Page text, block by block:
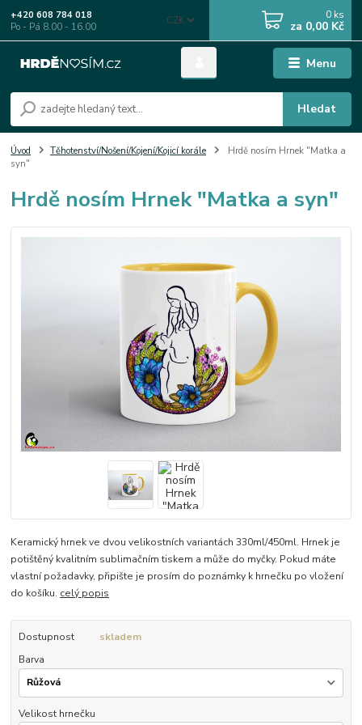
Menu
CZK
Hledat
+420 608 784 018
Po - Pá 8.00 - 16.00
0 ks
za 0,00 Kč
Úvod Těhotenství/Nošení/Kojení/Kojicí korále
Hrdě nosím Hrnek "Matka a
syn"
Hrdě nosím Hrnek "Matka a syn"
Keramický hrnek ve dvou velikostních variantách 330ml/450ml. Hrnek je
potištěný kvalitním sublimačním tiskem a může do myčky. Pokud máte
vlastní požadavky, připište je prosím do poznámky k hrnečku po vložení
do košíku. celý popis
Dostupnost
skladem
Barva
Velikost hrnečku